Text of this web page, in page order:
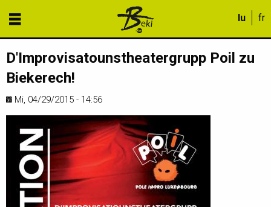
D'Improvisatounstheatergrupp Poil zu
Biekerech!
Mi, 04/29/2015 - 14:56